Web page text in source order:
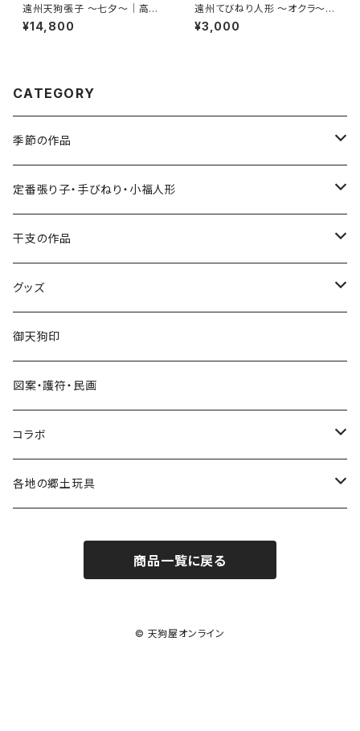
遠州天狗張子 〜七夕〜｜高さ
約11cm
¥14,800
遠州てびねり人形 〜オクラ〜
｜高さ約8cm
¥3,000
CATEGORY
季節の作品
張り子
手びねり人形
グッズ
定番張り子・手びねり・小福人形
張り子
手びねり人形・小福人形
干支の作品
張り子
手びねり人形
グッズ
コラボ
グッズ
キーホルダー
シール
遠州綿紬ハンカチ
注染そめ手ぬぐい
ポストカード・護符
御天狗印
図案・護符・民画
コラボ
＜遠州綿紬＞ハンカチ
各地の郷土玩具
商品一覧に戻る
© 天狗屋オンライン